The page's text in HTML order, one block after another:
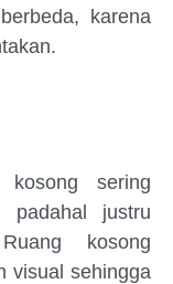
karena
sering
padahal justru
kosong
visual sehingga